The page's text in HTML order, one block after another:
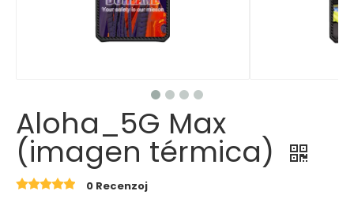
Aloha_5G Max
(imagen térmica)
0 Recenzoj